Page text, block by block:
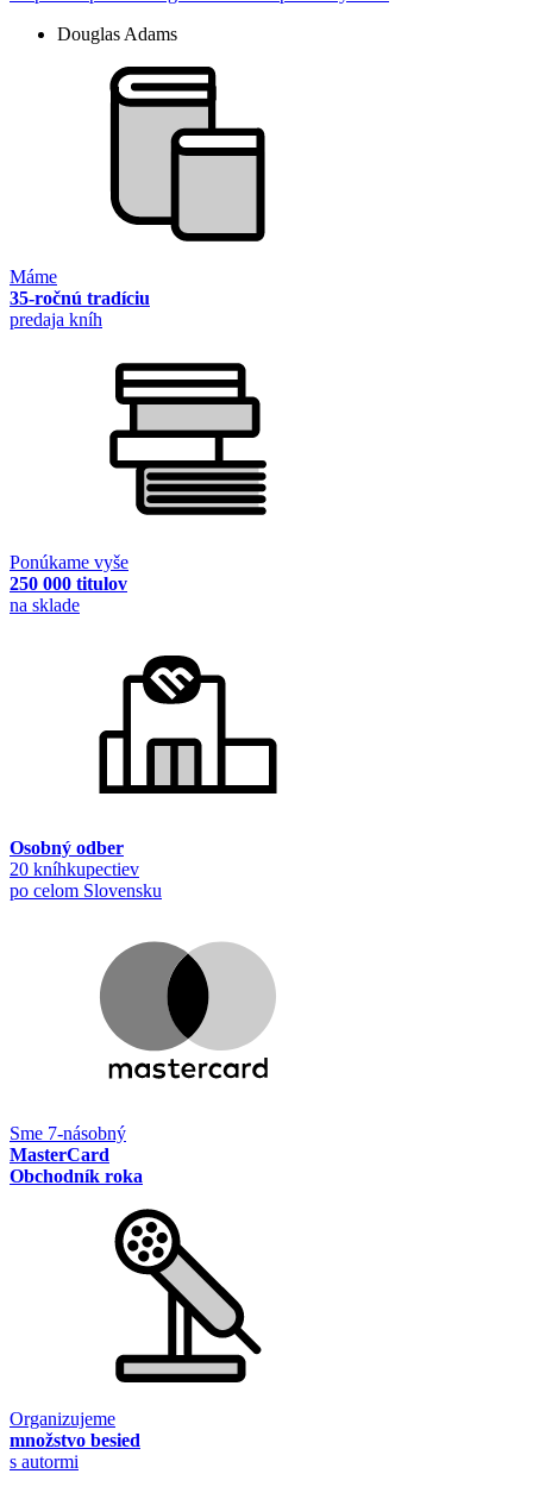
Douglas Adams
Máme
35-ročnú tradíciu
predaja kníh
Ponúkame vyše
250 000 titulov
na sklade
Osobný odber
20 kníhkupectiev
po celom Slovensku
Sme 7-násobný
MasterCard
Obchodník roka
Organizujeme
množstvo besied
s autormi